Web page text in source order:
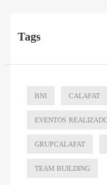
Tags
BNI CALAFAT
EVENTOS
GRUPCALAFAT
TEAM BUILDING